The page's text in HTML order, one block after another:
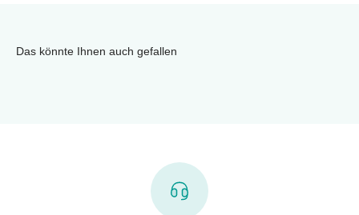
Das könnte Ihnen auch gefallen